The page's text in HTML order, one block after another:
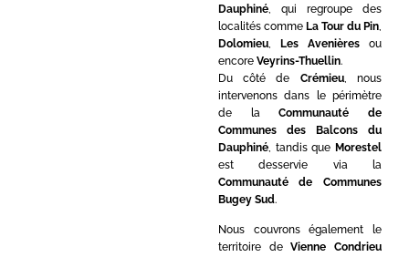
Dauphiné, qui regroupe des
localités comme La Tour du Pin
Dolomieu, Les Avenièresou
encore Veyrins-Thuellin.
Du côté de Crémieu, nous
intervenons dans le périmètre
de laCommunauté de
Communes des Balcons du
Dauphiné, tandis que Morestel
est desservie via la
Communauté de Communes
Bugey Sud.
Nous couvrons également le
territoire deVienne Condrieu